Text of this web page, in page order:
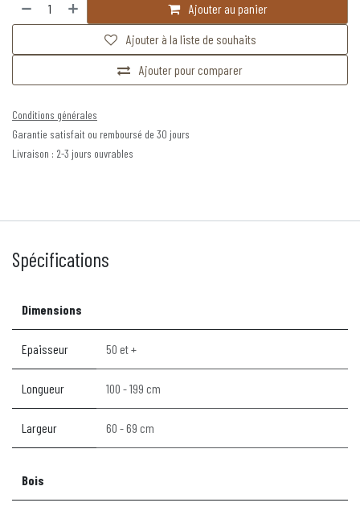
Ajouter au panier
Ajouter pour comparer
Ajouter à la liste de souhaits
Conditions générales
Garantie satisfait ou remboursé de 30 jours
Livraison : 2-3 jours ouvrables
Spécifications
Dimensions
Epaisseur 50 et +
Longueur 100 - 199 cm
Largeur 60 - 69 cm
Bois